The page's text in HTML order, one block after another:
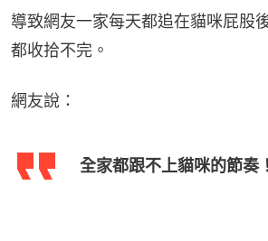
導致網友一家每天都追在貓咪屁股
都收拾不完。
網友說：
全家都跟不上貓咪的節奏！